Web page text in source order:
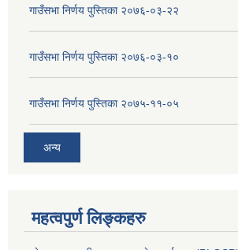
गाउँसभा निर्णय पुस्तिका २०७६-०३-२२
गाउँसभा निर्णय पुस्तिका २०७६-०३-१०
गाउँसभा निर्णय पुस्तिका २०७५-११-०५
अन्य
महत्वपुर्ण लिङ्कहरु